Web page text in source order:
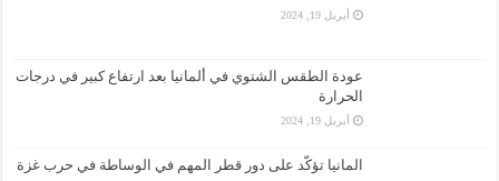
أبريل 19, 2024
عودة الطقس الشتوي في ألمانيا بعد ارتفاع كبير في درجات
الحرارة
أبريل 19, 2024
المانيا تؤكّد على دور قطر المهم في الوساطة في حرب غزة